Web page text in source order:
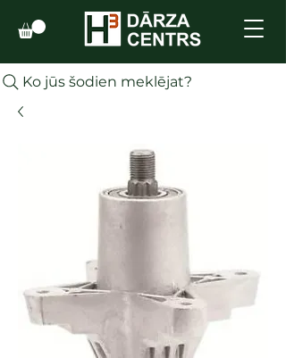
Ko jūs šodien meklējat?